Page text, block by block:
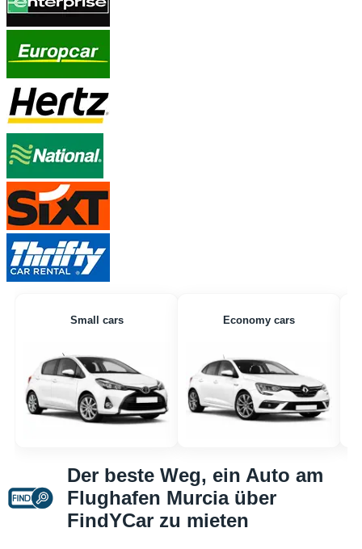
Small cars Economy cars
Der beste Weg, ein Auto am
Flughafen Murcia über
FindYCar zu mieten